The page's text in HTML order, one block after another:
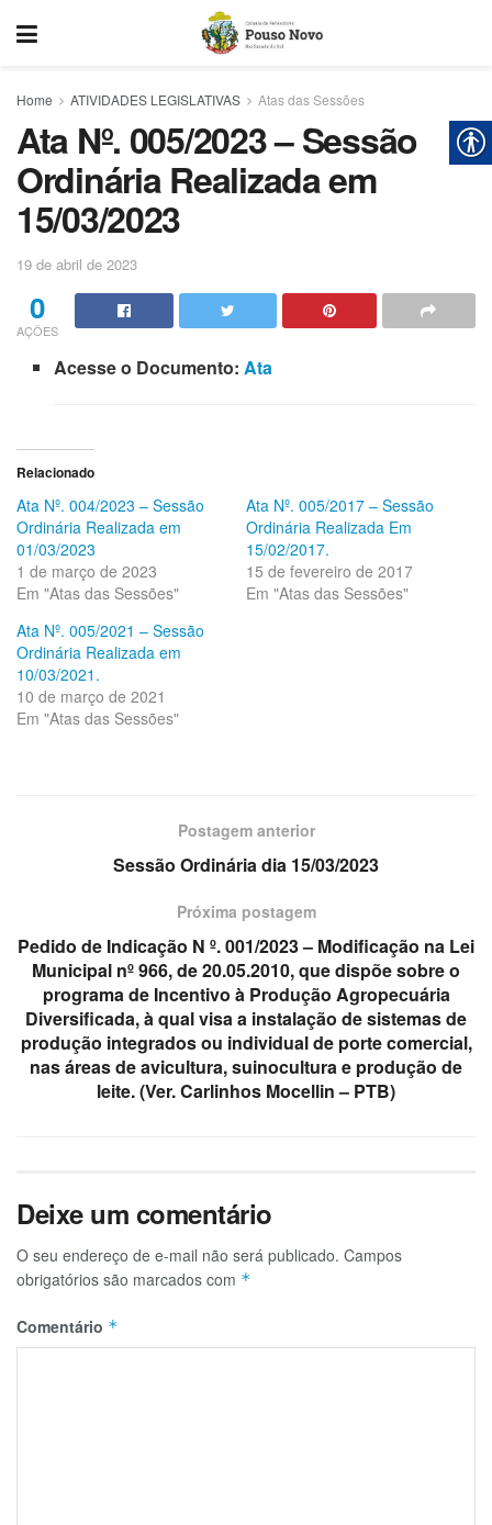
Home ATIVIDADES LEGISLATIVAS Atas das Sessões
Ata Nº. 005/2023 – Sessão
Ordinária Realizada em
15/03/2023
19 de abril de 2023
0
AÇÕES
Acesse o Documento:Ata
Relacionado
Ata Nº. 004/2023 – Sessão
Ordinária Realizada em
01/03/2023
1 de março de 2023
Em "Atas das Sessões"
Ata Nº. 005/2017 – Sessão
Ordinária Realizada Em
15/02/2017.
15 de fevereiro de 2017
Em "Atas das Sessões"
Ata Nº. 005/2021 – Sessão
Ordinária Realizada em
10/03/2021.
10 de março de 2021
Em "Atas das Sessões"
Postagem anterior
Sessão Ordinária dia 15/03/2023
Próxima postagem
Pedido de Indicação N º. 001/2023 – Modificação na Lei
Municipal nº 966, de 20.05.2010, que dispõe sobre o
programa de Incentivo à Produção Agropecuária
Diversificada, à qual visa a instalação de sistemas de
produção integrados ou individual de porte comercial,
nas áreas de avicultura, suinocultura e produção de
leite. (Ver. Carlinhos Mocellin – PTB)
Deixe um comentário
O seu endereço de e-mail não será publicado. Campos
obrigatórios são marcados com *
Comentário *